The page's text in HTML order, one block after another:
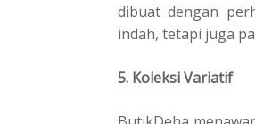
dibuat dengan
indah, tetapi juga
5. Koleksi Variatif